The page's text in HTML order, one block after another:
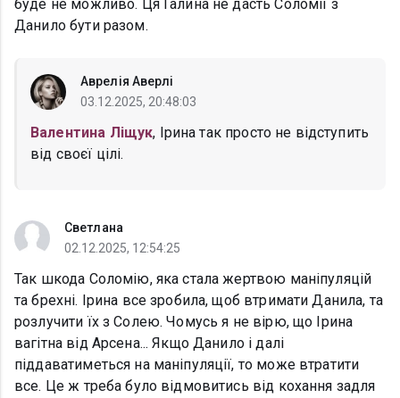
буде не можливо. Ця Галина не дасть Соломії з
Данило бути разом.
Аврелія Аверлі
03.12.2025, 20:48:03
Валентина Ліщук, Ірина так просто не відступить
від своєї цілі.
Светлана
02.12.2025, 12:54:25
Так шкода Соломію, яка стала жертвою маніпуляцій
та брехні. Ірина все зробила, щоб втримати Данила, та
розлучити їх з Солею. Чомусь я не вірю, що Ірина
вагітна від Арсена... Якщо Данило і далі
піддаватиметься на маніпуляції, то може втратити
все. Це ж треба було відмовитись від кохання задля